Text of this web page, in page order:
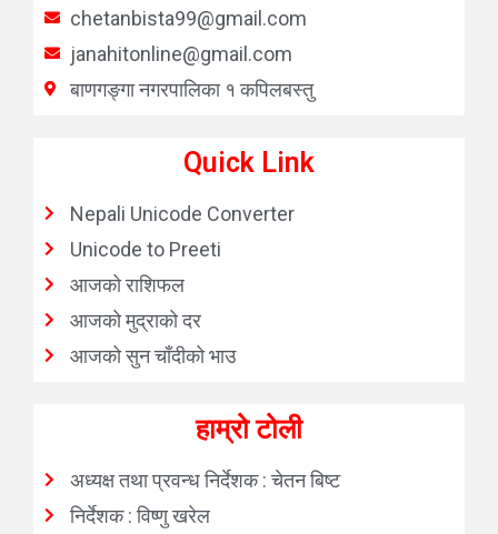
chetanbista99@gmail.com
janahitonline@gmail.com
बाणगङ्गा नगरपालिका १ कपिलबस्तु
Quick Link
Nepali Unicode Converter
Unicode to Preeti
आजको राशिफल
आजको मुद्राको दर
आजको सुन चाँदीको भाउ
हाम्रो टोली
अध्यक्ष तथा प्रवन्ध निर्देशक : चेतन बिष्ट
निर्देशक : विष्णु खरेल